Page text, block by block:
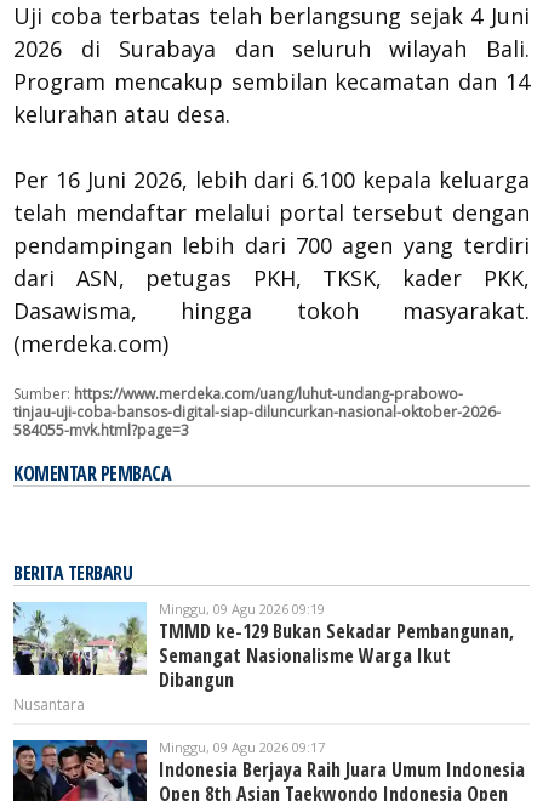
Uji coba terbatas telah berlangsung sejak 4 Juni
2026 di Surabaya dan seluruh wilayah Bali.
Program mencakup sembilan kecamatan dan 14
kelurahan atau desa.
Per 16 Juni 2026, lebih dari 6.100 kepala keluarga
telah mendaftar melalui portal tersebut dengan
pendampingan lebih dari 700 agen yang terdiri
dari ASN, petugas PKH, TKSK, kader PKK,
Dasawisma, hingga tokoh masyarakat.
(merdeka.com)
Sumber: https://www.merdeka.com/uang/luhut-undang-prabowo-
tinjau-uji-coba-bansos-digital-siap-diluncurkan-nasional-oktober-2026-
584055-mvk.html?page=3
KOMENTAR PEMBACA
BERITA TERBARU
Minggu, 09 Agu 2026 09:19
TMMD ke-129 Bukan Sekadar Pembangunan,
Semangat Nasionalisme Warga Ikut
Dibangun
Nusantara
Minggu, 09 Agu 2026 09:17
Indonesia Berjaya Raih Juara Umum Indonesia
Open 8th Asian Taekwondo Indonesia Open